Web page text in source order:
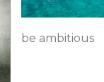
be ambitious